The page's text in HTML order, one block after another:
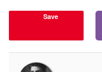
Save